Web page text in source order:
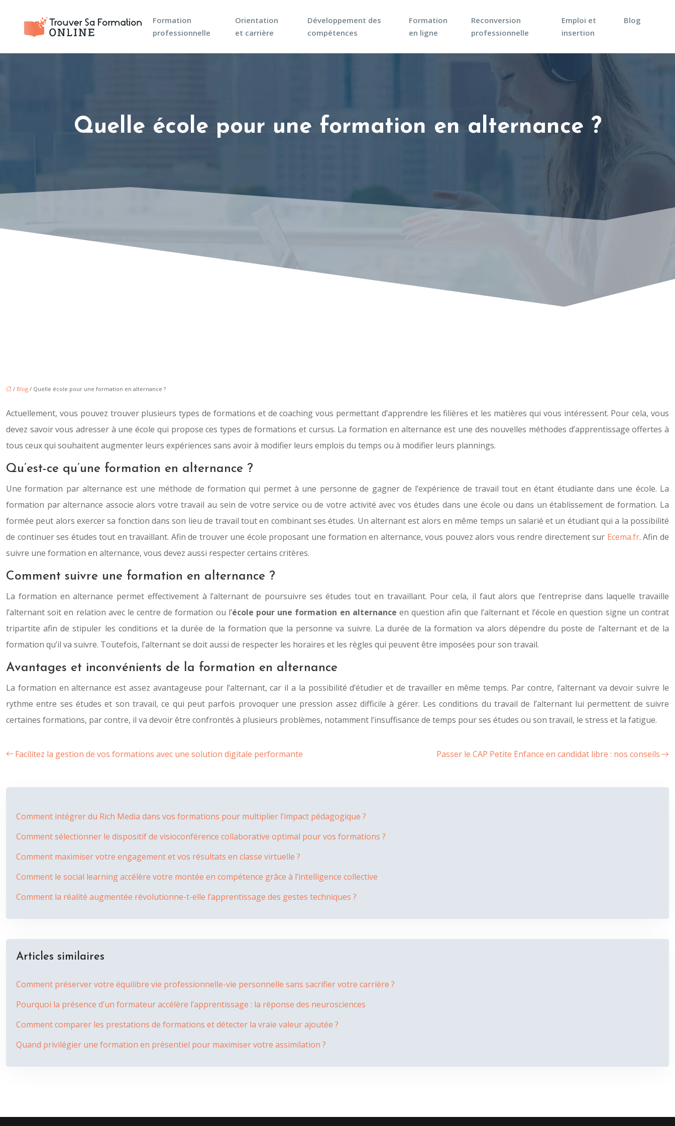
Formation
professionnelle
Orientation
et carrière
Développement des
compétences
Formation
en ligne
Reconversion
professionnelle
Emploi et
insertion
Blog
Quelle école pour une formation en alternance ?
/ Blog / Quelle école pour une formation en alternance ?
Actuellement, vous pouvez trouver plusieurs types de formations et de coaching vous permettant d’apprendre les filières et les matières qui vous intéressent. Pour cela, vous
devez savoir vous adresser à une école qui propose ces types de formations et cursus. La formation en alternance est une des nouvelles méthodes d’apprentissage offertes à
tous ceux qui souhaitent augmenter leurs expériences sans avoir à modifier leurs emplois du temps ou à modifier leurs plannings.
Qu’est-ce qu’une formation en alternance ?
Une formation par alternance est une méthode de formation qui permet à une personne de gagner de l’expérience de travail tout en étant étudiante dans une école. La
formation par alternance associe alors votre travail au sein de votre service ou de votre activité avec vos études dans une école ou dans un établissement de formation. La
formée peut alors exercer sa fonction dans son lieu de travail tout en combinant ses études. Un alternant est alors en même temps un salarié et un étudiant qui a la possibilité
de continuer ses études tout en travaillant. Afin de trouver une école proposant une formation en alternance, vous pouvez alors vous rendre directement sur Ecema.fr. Afin de
suivre une formation en alternance, vous devez aussi respecter certains critères.
Comment suivre une formation en alternance ?
La formation en alternance permet effectivement à l’alternant de poursuivre ses études tout en travaillant. Pour cela, il faut alors que l’entreprise dans laquelle travaille
l’alternant soit en relation avec le centre de formation ou l’école pour une formation en alternance en question afin que l’alternant et l’école en question signe un contrat
tripartite afin de stipuler les conditions et la durée de la formation que la personne va suivre. La durée de la formation va alors dépendre du poste de l’alternant et de la
formation qu’il va suivre. Toutefois, l’alternant se doit aussi de respecter les horaires et les règles qui peuvent être imposées pour son travail.
Avantages et inconvénients de la formation en alternance
La formation en alternance est assez avantageuse pour l’alternant, car il a la possibilité d’étudier et de travailler en même temps. Par contre, l’alternant va devoir suivre le
rythme entre ses études et son travail, ce qui peut parfois provoquer une pression assez difficile à gérer. Les conditions du travail de l’alternant lui permettent de suivre
certaines formations, par contre, il va devoir être confrontés à plusieurs problèmes, notamment l’insuffisance de temps pour ses études ou son travail, le stress et la fatigue.
Facilitez la gestion de vos formations avec une solution digitale performante Passer le CAP Petite Enfance en candidat libre : nos conseils
Comment intégrer du Rich Media dans vos formations pour multiplier l’impact pédagogique ?
Comment sélectionner le dispositif de visioconférence collaborative optimal pour vos formations ?
Comment maximiser votre engagement et vos résultats en classe virtuelle ?
Comment le social learning accélère votre montée en compétence grâce à l’intelligence collective
Comment la réalité augmentée révolutionne-t-elle l’apprentissage des gestes techniques ?
Articles similaires
Comment préserver votre équilibre vie professionnelle-vie personnelle sans sacrifier votre carrière ?
Pourquoi la présence d’un formateur accélère l’apprentissage : la réponse des neurosciences
Comment comparer les prestations de formations et détecter la vraie valeur ajoutée ?
Quand privilégier une formation en présentiel pour maximiser votre assimilation ?